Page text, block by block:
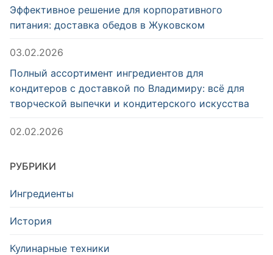
Эффективное решение для корпоративного
питания: доставка обедов в Жуковском
03.02.2026
Полный ассортимент ингредиентов для
кондитеров с доставкой по Владимиру: всё для
творческой выпечки и кондитерского искусства
02.02.2026
РУБРИКИ
Ингредиенты
История
Кулинарные техники